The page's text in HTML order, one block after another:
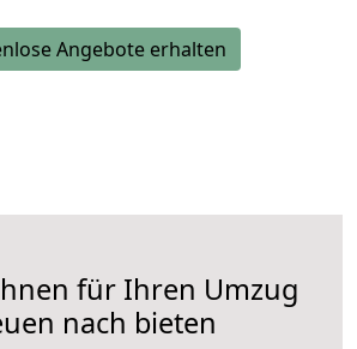
Angebote erhalten
für Ihren Umzug
nach bieten